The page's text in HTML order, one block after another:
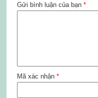
Gửi bình luận của bạn *
Mã xác nhận *